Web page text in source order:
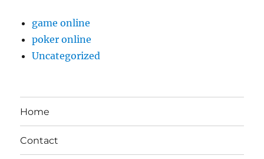
game online
poker online
Uncategorized
Home
Contact